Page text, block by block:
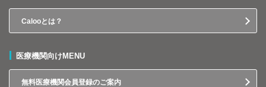
Calooとは？
医療機関向けMENU
無料医療機関会員登録のご案内